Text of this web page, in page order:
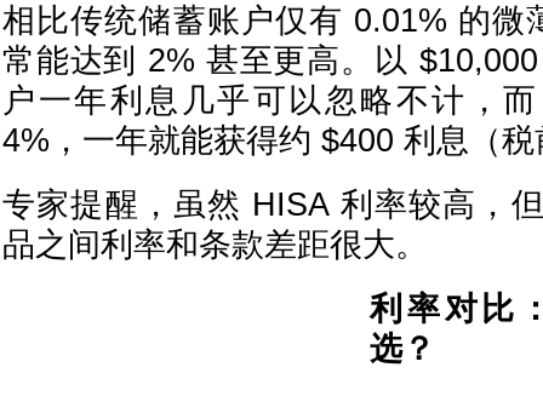
相比传统储蓄账户仅有 0.01% 的微
常能达到 2% 甚至更高。以
户一年利息几乎可以忽略不计，
4%，一年就能获得约 $400 利息（税
专家提醒，虽然 HISA 利率较高，
品之间利率和条款差距很大。
利率对比
选？